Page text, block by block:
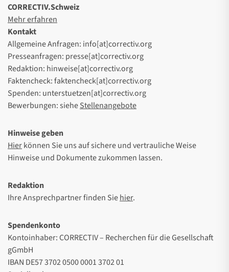
CORRECTIV.Schweiz
Mehr erfahren
Kontakt
Allgemeine Anfragen: info[at]correctiv.org
Presseanfragen: presse[at]correctiv.org
Redaktion: hinweise[at]correctiv.org
Faktencheck: faktencheck[at]correctiv.org
Spenden: unterstuetzen[at]correctiv.org
Bewerbungen: sieheStellenangebote
Hinweise geben
Hierkönnen Sie uns auf sichere und vertrauliche Weise
Hinweise und Dokumente zukommen lassen.
Redaktion
Ihre Ansprechpartner finden Siehier.
Spendenkonto
Kontoinhaber: CORRECTIV – Recherchen für die Gesellschaft
gGmbH
IBAN DE57 3702 0500 0001 3702 01